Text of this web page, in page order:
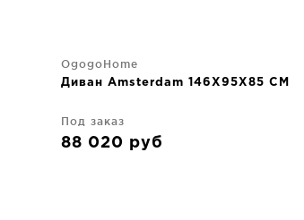
OgogoHome
Диван Amsterdam 146X95X85 CM
Под заказ
88 020 руб